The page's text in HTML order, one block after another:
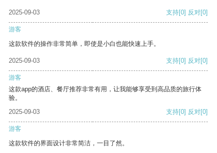
2025-09-03 支持[0] 反对[0]
游客
这款软件的操作非常简单，即使是小白也能快速上手。
2025-09-03 支持[0] 反对[0]
游客
这款app的酒店、餐厅推荐非常有用，让我能够享受到高品质的旅行体
验。
2025-09-03
支持[0] 反对[0]
游客
这款软件的界面设计非常简洁，一目了然。